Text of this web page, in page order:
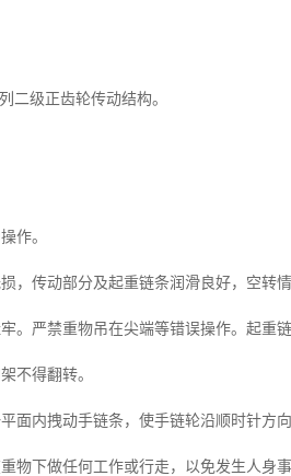
级正齿轮传动结构。
作。
传动部分及起重链条润滑良好，空转情
严禁重物吊在尖端等错误操作。起重
不得翻转。
内拽动手链条，使手链轮沿顺时针方向
下做任何工作或行走，以免发生人身事